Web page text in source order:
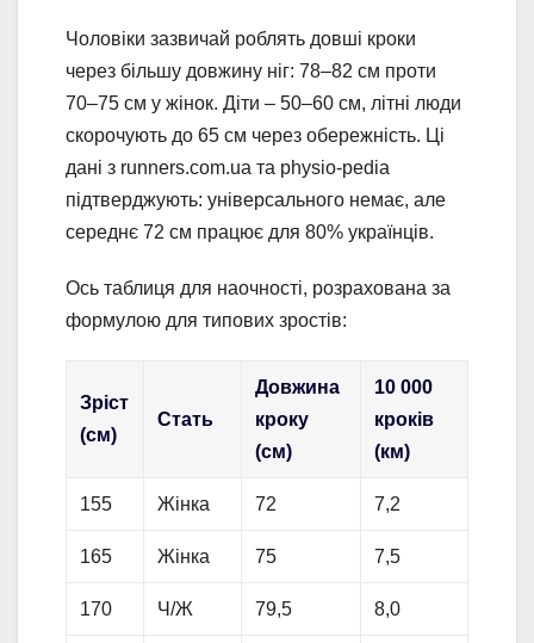
Чоловіки зазвичай роблять довші кроки
через більшу довжину ніг: 78–82 см проти
70–75 см у жінок. Діти – 50–60 см, літні люди
скорочують до 65 см через обережність. Ці
дані з runners.com.ua та physio-pedia
підтверджують: універсального немає, але
середнє 72 см працює для 80% українців.
Ось таблиця для наочності, розрахована за
формулою для типових зростів:
Зріст
(см)
Стать
Довжина
кроку
(см)
10 000
кроків
(км)
155 Жінка 72 7,2
165 Жінка 75 7,5
170 Ч/Ж 79,5 8,0